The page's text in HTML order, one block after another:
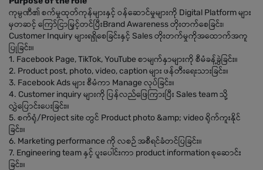
ကုမ္ပဏီ၏ စက်မှုထုတ်ကုန်များနှင့် ဝန်ဆောင်မှုများကို Digital Platform များ
မှတဆင့် ကြော်ငြာမြှင့်တင်ပြီးBrand Awareness တိုးတက်စေခြင်း၊
Customer Inquiry များရရှိစေခြင်းနှင့် Sales တိုးတက်မှုကိုအထောက်အကူ
ပြုခြင်း။
1. Facebook Page, TikTok, YouTube စာမျက်နှာများကို စီမံခန့်ခွဲခြင်း။
2. Product post, photo, video, caption များ ဖန်တီးရေးသားခြင်း။
3. Facebook Ads များ စီမံကာ Manage လုပ်ခြင်း။
4. Customer inquiry များကို ပြန်လည်ဖြေကြားပြီး Sales team သို့
လွှဲပြောင်းပေးခြင်း။
5. စက်ရုံ/Project site တွင် Product photo &amp; video ရိုက်ကူးနိုင်
ခြင်း။
6. Marketing performance ကို လစဉ် အစီရင်ခံတင်ပြခြင်း။
7. Engineering team နှင့် ပူးပေါင်းကာ product information စုဆောင်း
ခြင်း။